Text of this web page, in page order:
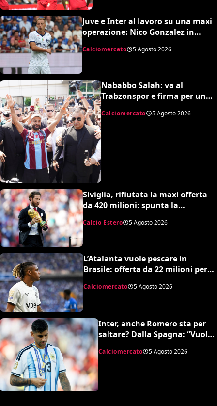
Juve e Inter al lavoro su una maxi
operazione: Nico Gonzalez in
nerazzurro, Frattesi a Torino
Calciomercato 5 Agosto 2026
Nababbo Salah: va al
Trabzonspor e firma per una
Calciomercato 5 Agosto 2026
Siviglia, rifiutata la maxi offerta
da 420 milioni: spunta la
spiazzante clausola “anti-Ramos”
Calcio Estero 5 Agosto 2026
L’Atalanta vuole pescare in
Brasile: offerta da 22 milioni per
Danilo, il Botafogo ne vuole 35
Calciomercato 5 Agosto 2026
Inter, anche Romero sta per
saltare? Dalla Spagna: “Vuole
Calciomercato 5 Agosto 2026